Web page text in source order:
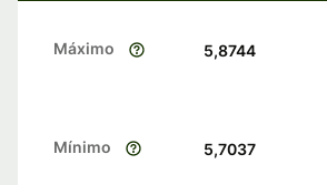
Máximo 5,8744
Mínimo 5,7037